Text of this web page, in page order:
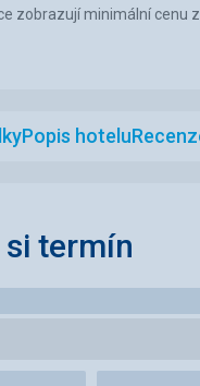
zobrazují minimální cenu
Popis hotelu
termín